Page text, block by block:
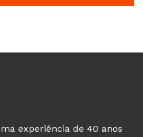
experiência de 40 anos